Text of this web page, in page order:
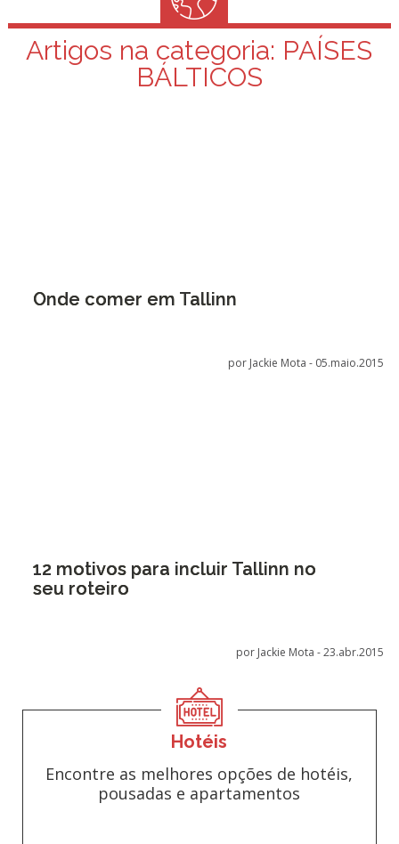
Artigos na categoria: PAÍSES
BÁLTICOS
Onde comer em Tallinn
por Jackie Mota - 05.maio.2015
12 motivos para incluir Tallinn no
seu roteiro
por Jackie Mota -23.abr.2015
Hotéis
Encontre as melhores opções de hotéis,
pousadas e apartamentos